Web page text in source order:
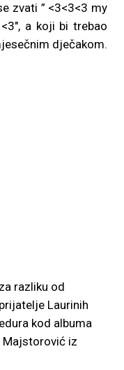
zvati ” <3<3<3 my
a koji bi trebao
dječakom.
razliku od
Laurinih
kod albuma
Majstorović iz